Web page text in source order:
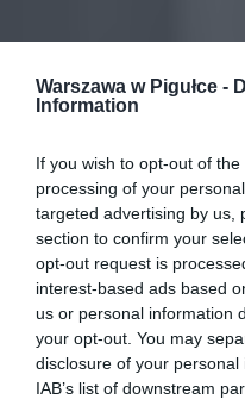
Warszawa w Pigułce -
Information
If you wish to opt-out of
processing of your
targeted advertising by us,
section to confirm your
opt-out request is
interest-based ads based
us or personal information
your opt-out. You may
disclosure of your
IAB’s list of downstream